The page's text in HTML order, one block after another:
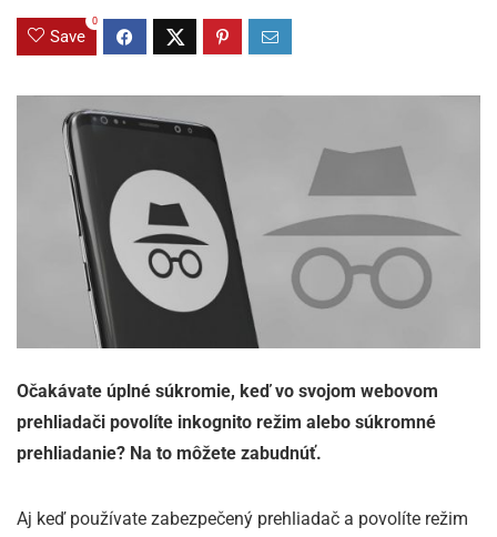
Save
0
Očakávate úplné súkromie, keď vo svojom webovom
prehliadači povolíte inkognito režim alebo súkromné
prehliadanie? Na to môžete zabudnúť.
Aj keď používate zabezpečený prehliadač a povolíte režim